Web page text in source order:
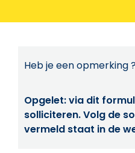
Heb je een opmerking
Opgelet: via dit
solliciteren. Volg de
vermeld staat in de